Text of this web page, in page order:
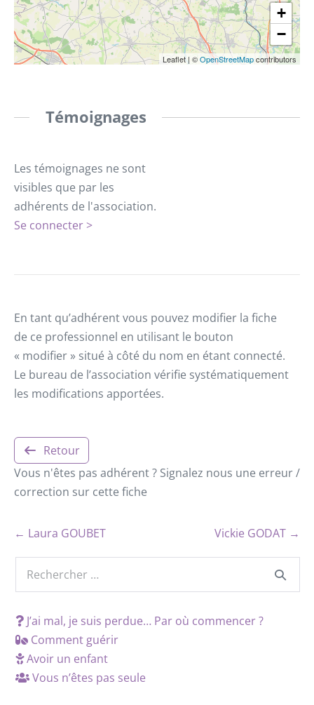
+
−
Leaflet | ©OpenStreetMapcontributors
Témoignages
Les témoignages ne sont
visibles que par les
adhérents de l'association.
Se connecter >
En tant qu’adhérent vous pouvez modifier la fiche
de ce professionnel en utilisant le bouton
« modifier » situé à côté du nom en étant connecté.
Le bureau de l’association vérifie systématiquement
les modifications apportées.
Retour
Vous n'êtes pas adhérent ? Signalez nous une erreur /
correction sur cette fiche
← Laura GOUBET Vickie GODAT →
J’ai mal, je suis perdue… Par où commencer ?
Comment guérir
Avoir un enfant
Vous n’êtes pas seule